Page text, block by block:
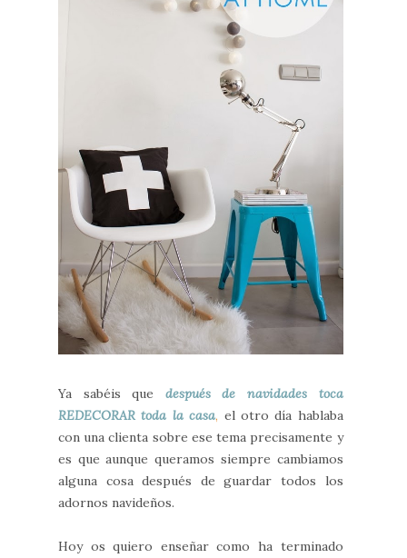
Ya sabéis que después de navidades toca
REDECORAR toda la casa, el otro día hablaba
con una clienta sobre ese tema precisamente y
es que aunque queramos siempre cambiamos
alguna cosa después de guardar todos los
adornos navideños.
Hoy os quiero enseñar como ha terminado